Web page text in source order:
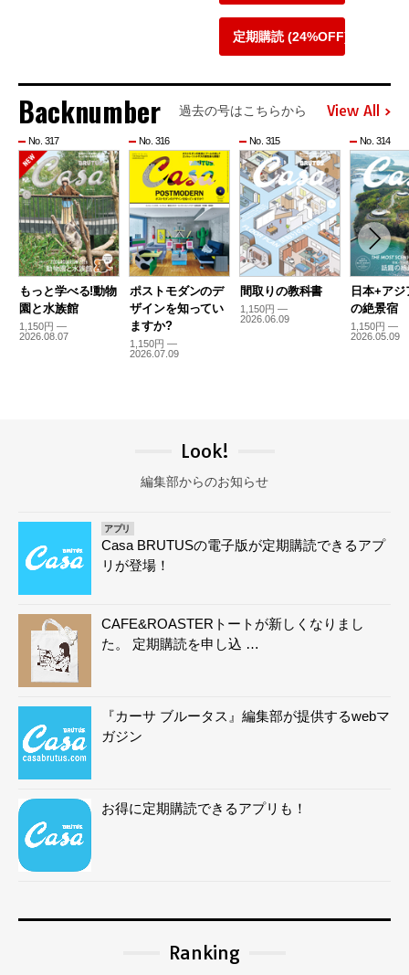
定期購読 (24%OFF)
Backnumber 過去の号はこちらから View All
No. 317
もっと学べる!動物
園と水族館
1,150円 —
2026.08.07
No. 316
ポストモダンのデ
ザインを知ってい
ますか?
1,150円 —
2026.07.09
No. 315
間取りの教科書
1,150円 —
2026.06.09
No. 314
日本+アジ
の絶景宿
1,150円 —
2026.05.09
Look!
編集部からのお知らせ
アプリ
Casa BRUTUSの電子版が定期購読できるアプ
リが登場！
CAFE&ROASTERトートが新しくなりまし
た。 定期購読を申し込 …
『カーサ ブルータス』編集部が提供するwebマ
ガジン
お得に定期購読できるアプリも！
Ranking